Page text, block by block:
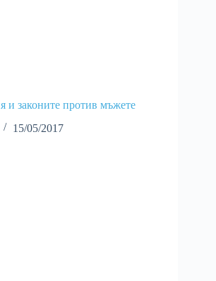
и законите против мъжете
15/05/2017